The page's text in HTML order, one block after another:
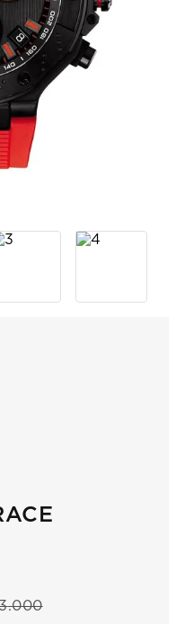
.000
.
hamilton
.
mido
. casio